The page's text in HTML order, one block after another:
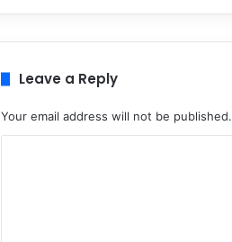
Leave a Reply
Your email address will not be published.